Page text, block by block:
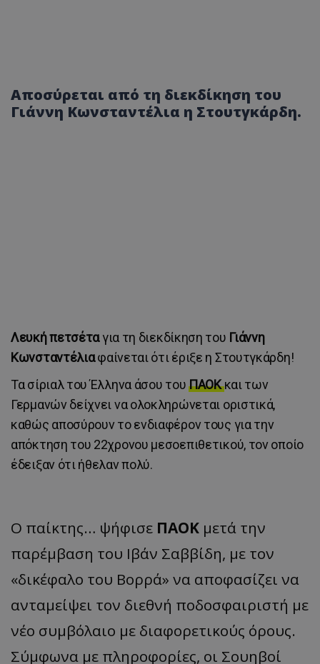
Αποσύρεται από τη διεκδίκηση του
Γιάννη Κωνσταντέλια η Στουτγκάρδη.
Λευκή πετσέταγια τη διεκδίκηση του Γιάννη
Κωνσταντέλιαφαίνεται ότι έριξε η Στουτγκάρδη!
Τα σίριαλ του Έλληνα άσου τουΠΑΟΚκαι των
Γερμανών δείχνει να ολοκληρώνεται οριστικά,
καθώς αποσύρουν το ενδιαφέρον τους για την
απόκτηση του 22χρονου μεσοεπιθετικού, τον οποίο
έδειξαν ότι ήθελαν πολύ.
Ο παίκτης… ψήφισε ΠΑΟΚ μετά την
παρέμβαση του Ιβάν Σαββίδη, με τον
«δικέφαλο του Βορρά» να αποφασίζει να
ανταμείψει τον διεθνή ποδοσφαιριστή με
νέο συμβόλαιο με διαφορετικούς όρους.
Σύμφωνα με πληροφορίες, οι Σουηβοί